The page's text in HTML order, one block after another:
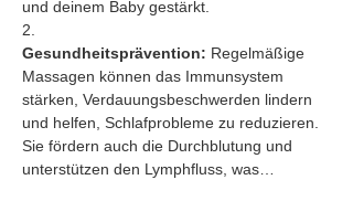
und deinem Baby gestärkt.
2.
Gesundheitsprävention: Regelmäßige
Massagen können das Immunsystem
stärken, Verdauungsbeschwerden lindern
und helfen, Schlafprobleme zu reduzieren.
Sie fördern auch die Durchblutung und
unterstützen den Lymphfluss, was…